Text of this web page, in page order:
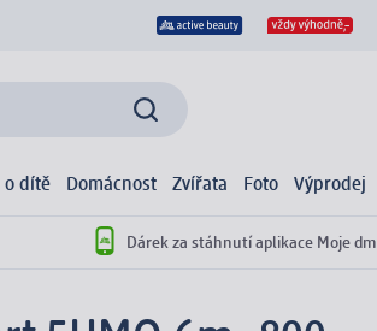
o dítě Domácnost Zvířata Foto Výprodej
Dárek za stáhnutí aplikace Moje dm